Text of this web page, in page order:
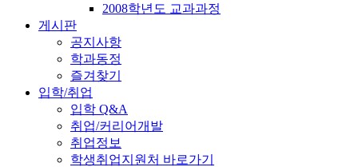
2008학년도 교과과정
게시판
공지사항
학과동정
즐겨찾기
입학/취업
입학 Q&A
취업/커리어개발
취업정보
학생취업지원처 바로가기